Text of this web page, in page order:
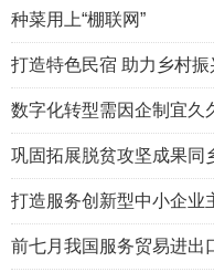
种菜用上“棚联网”
打造特色民宿 助力乡村振
数字化转型需因企制宜久
巩固拓展脱贫攻坚成果同
打造服务创新型中小企业
前七月我国服务贸易进出